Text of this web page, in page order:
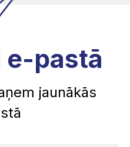
e-pastā
jaunākās